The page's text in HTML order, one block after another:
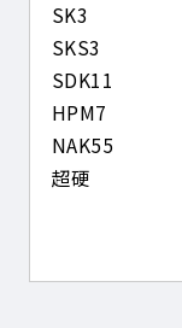
SK3
SKS3
SDK11
HPM7
NAK55
超硬